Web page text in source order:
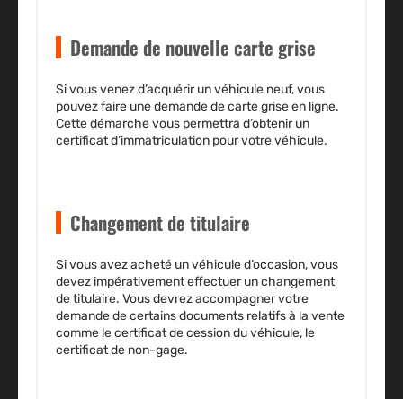
Demande de nouvelle carte grise
Si vous venez d’acquérir unvéhicule neuf, vous
pouvez faire une demande de carte grise en ligne.
Cette démarche vous permettra d’obtenir un
certificat d’immatriculation pour votre véhicule.
Changement de titulaire
Si vous avez acheté unvéhicule d’occasion, vous
devez impérativement effectuer un changement
de titulaire. Vous devrez accompagner votre
demande de certains documents relatifs à la vente
comme le certificat de cession du véhicule, le
certificat de non-gage.